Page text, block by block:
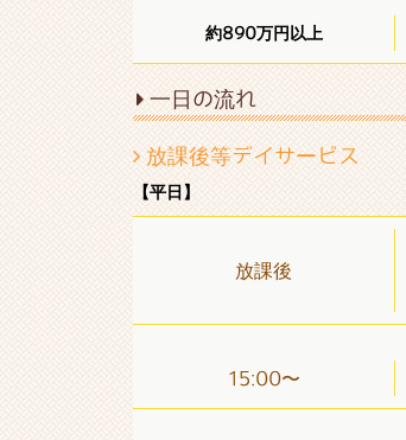
約890万円以上
一日の流れ
放課後等デイサービス
【平日】
放課後
15:00〜